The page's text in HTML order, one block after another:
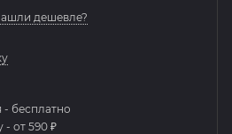
дешевле?
- бесплатно
- от 590 ₽